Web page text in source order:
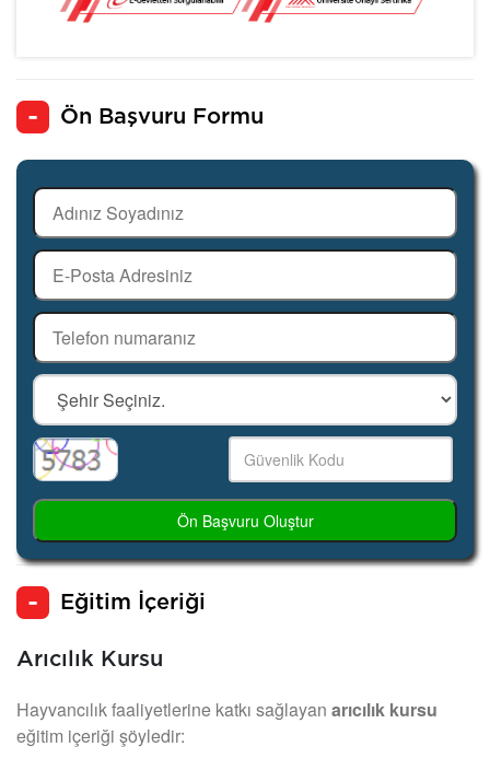
Ön Başvuru Formu
Ön Başvuru Oluştur
Eğitim İçeriği
Arıcılık Kursu
Hayvancılık faaliyetlerine katkı sağlayan arıcılık kursu
eğitim içeriği şöyledir: